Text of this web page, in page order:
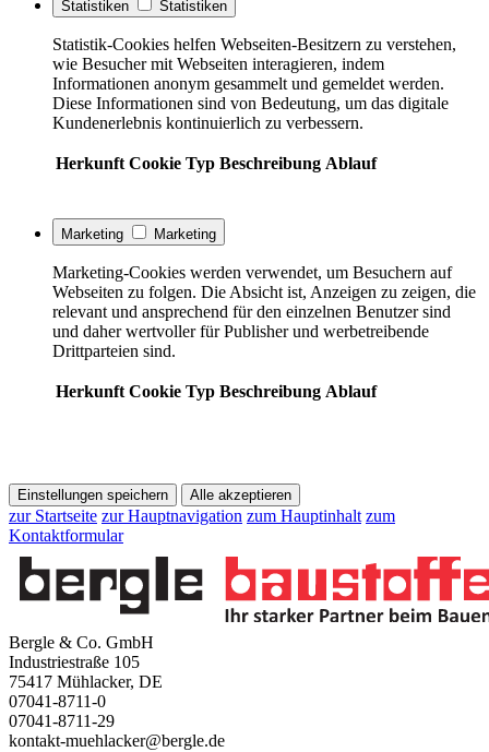
Statistiken Statistiken
Statistik-Cookies helfen Webseiten-Besitzern zu verstehen,
wie Besucher mit Webseiten interagieren, indem
Informationen anonym gesammelt und gemeldet werden.
Diese Informationen sind von Bedeutung, um das digitale
Kundenerlebnis kontinuierlich zu verbessern.
Herkunft Cookie Typ Beschreibung Ablauf
Marketing Marketing
Marketing-Cookies werden verwendet, um Besuchern auf
Webseiten zu folgen. Die Absicht ist, Anzeigen zu zeigen, die
relevant und ansprechend für den einzelnen Benutzer sind
und daher wertvoller für Publisher und werbetreibende
Drittparteien sind.
Herkunft Cookie Typ Beschreibung Ablauf
Einstellungen speichern Alle akzeptieren
zur Startseite zur Hauptnavigation zum Hauptinhalt zum
Kontaktformular
Bergle & Co. GmbH
Industriestraße 105
75417 Mühlacker, DE
07041-8711-0
07041-8711-29
kontakt-muehlacker@bergle.de